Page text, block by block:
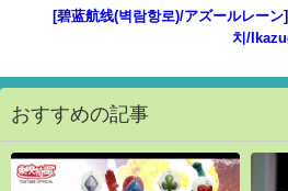
[碧蓝航线(벽람항로)/アズールレーン
치/
おすすめの記事